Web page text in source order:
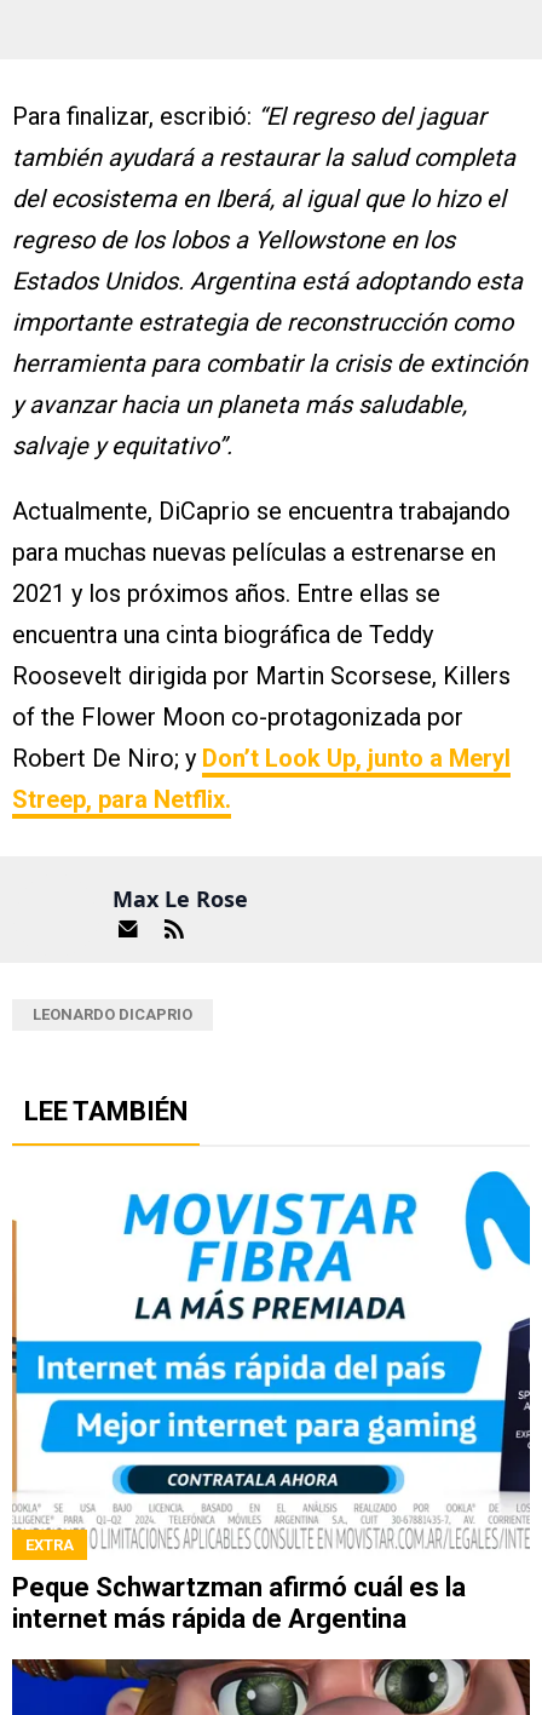
Para finalizar, escribió: “El regreso del jaguar
también ayudará a restaurar la salud completa
del ecosistema en Iberá, al igual que lo hizo el
regreso de los lobos a Yellowstone en los
Estados Unidos. Argentina está adoptando esta
importante estrategia de reconstrucción como
herramienta para combatir la crisis de extinción
y avanzar hacia un planeta más saludable,
salvaje y equitativo”.
Actualmente, DiCaprio se encuentra trabajando
para muchas nuevas películas a estrenarse en
2021 y los próximos años. Entre ellas se
encuentra una cinta biográfica de Teddy
Roosevelt dirigida por Martin Scorsese, Killers
of the Flower Moon co-protagonizada por
Robert De Niro; y Don’t Look Up, junto a Meryl
Streep, para Netflix.
Max Le Rose
LEONARDO DICAPRIO
LEE TAMBIÉN
EXTRA
Peque Schwartzman afirmó cuál es la
internet más rápida de Argentina